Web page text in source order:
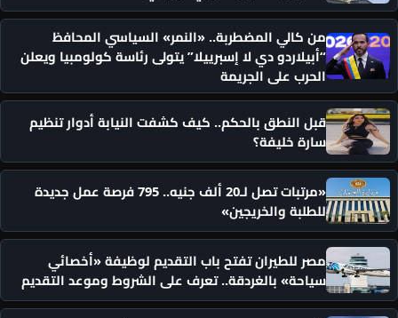
من كالي المضطربة.. «النمر» السياسي المحافظ
“أبيلاردو دي لا إسبرييلا” يتولى رئاسة كولومبيا ويعلن
الحرب على الجريمة
قبل النطق بالحكم.. كيف كشفت النيابة أدوار تنظيم
سارة خليفة؟
«مرتبات تصل لـ20 ألف جنيه.. 795 فرصة عمل جديدة
للطلبة والخريجين»
مصر للطيران تفتح باب التقديم لوظيفة «أخصائي
سياحة» بالغردقة.. تعرف على الشروط وموعد التقديم